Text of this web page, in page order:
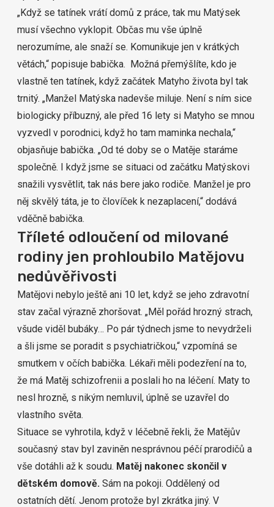
„Když se tatínek vrátí domů z práce, tak mu Matýsek
musí všechno vyklopit. Občas mu vše úplně
nerozumíme, ale snaží se. Komunikuje jen v krátkých
větách,“ popisuje babička. Možná přemýšlíte, kdo je
vlastně ten tatínek, když začátek Matyho života byl tak
trnitý. „Manžel Matýska nadevše miluje. Není s ním sice
biologicky příbuzný, ale před 16 lety si Matyho se mnou
vyzvedl v porodnici, když ho tam maminka nechala,“
objasňuje babička. „Od té doby se o Matěje staráme
společně. I když jsme se situaci od začátku Matýskovi
snažili vysvětlit, tak nás bere jako rodiče. Manžel je pro
něj skvělý táta, je to človíček k nezaplacení,“ dodává
vděčně babička.
Tříleté odloučení od milované
rodiny jen prohloubilo Matějovu
nedůvěřivosti
Matějovi nebylo ještě ani 10 let, když se jeho zdravotní
stav začal výrazně zhoršovat. „Měl pořád hrozný strach,
všude viděl bubáky… Po pár týdnech jsme to nevydrželi
a šli jsme se poradit s psychiatričkou,“ vzpomíná se
smutkem v očích babička. Lékaři měli podezření na to,
že má Matěj schizofrenii a poslali ho na léčení. Maty to
nesl hrozně, s nikým nemluvil, úplně se uzavřel do
vlastního světa.
Situace se vyhrotila, když v léčebně řekli, že Matějův
současný stav byl zaviněn nesprávnou péčí prarodičů a
vše dotáhli až k soudu. Matěj nakonec skončil v
dětském domově. Sám na pokoji. Oddělený od
ostatních dětí. Jenom protože byl zkrátka jiný. V